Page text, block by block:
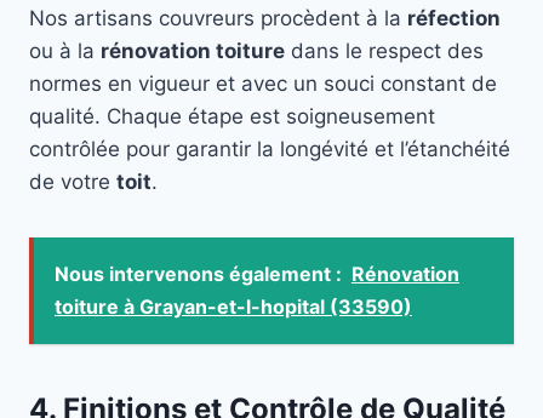
Nos artisans couvreurs procèdent à la réfection
ou à la rénovation toiture dans le respect des
normes en vigueur et avec un souci constant de
qualité. Chaque étape est soigneusement
contrôlée pour garantir la longévité et l’étanchéité
de votre toit.
Nous intervenons également : Rénovation
toiture à Grayan-et-l-hopital (33590)
4. Finitions et Contrôle de Qualité